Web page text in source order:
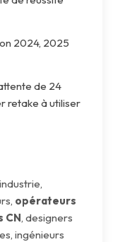
2024, 2025
de 24
retake à utiliser
opérateurs
CN , designers
ingénieurs